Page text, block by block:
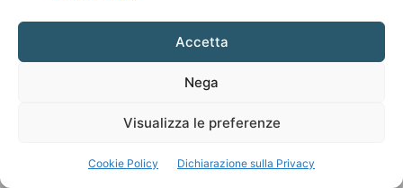
Accetta
Nega
Visualizza le preferenze
Cookie Policy Dichiarazione sulla Privacy